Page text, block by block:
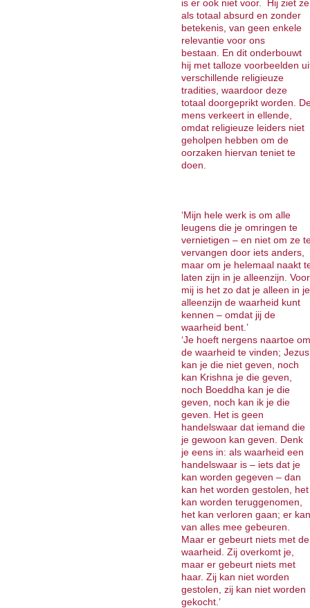
is er ook niet voor. Hij ziet ze
als totaal absurd en zonder
betekenis, van geen enkele
relevantie voor ons
bestaan. En dit onderbouwt
hij met talloze voorbeelden
verschillende religieuze
tradities, waardoor deze
totaal doorgeprikt worden.
mens verkeert in ellende,
omdat religieuze leiders niet
geholpen hebben om de
oorzaken hiervan teniet te
doen.
‘Mijn hele werk is om alle
leugens die je omringen te
vernietigen – en niet om ze
vervangen door iets anders,
maar om je helemaal naakt
laten zijn in je alleenzijn. Voor
mij is het zo dat je alleen in je
alleenzijn de waarheid kunt
kennen – omdat jij de
waarheid bent.’
‘Je hoeft nergens naartoe om
de waarheid te vinden; Jezus
kan je die niet geven, noch
kan Krishna je die geven,
noch Boeddha kan je die
geven, noch kan ik je die
geven. Het is geen
handelswaar dat iemand die
je gewoon kan geven. Denk
je eens in: als waarheid een
handelswaar is – iets dat je
kan worden gegeven – dan
kan het worden gestolen, het
kan worden teruggenomen,
het kan verloren gaan; er kan
van alles mee gebeuren.
Maar er gebeurt niets met de
waarheid. Zij overkomt je,
maar er gebeurt niets met
haar. Zij kan niet worden
gestolen, zij kan niet worden
gekocht.’